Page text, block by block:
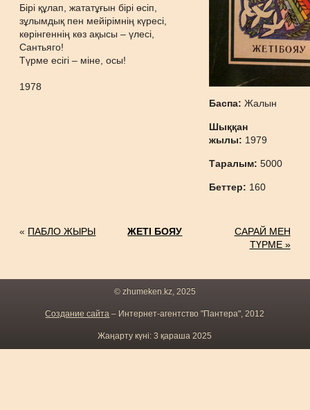
Бірі құлап, жататұғын бірі өсіп,
зұлымдық пен мейірімнің күресі,
көрінгеннің көз ақысы – үлесі,
Сантьяго!
Түрме есігі – міне, осы!
1978
Баспа:Жалын
Шыққан
жылы: 1979
Таралым:5000
Беттер: 160
« ПАБЛО ЖЫРЫ ЖЕТІ БОЯУ
САРАЙ МЕН
ТҮРМЕ »
© zhumeken.kz, 2025
Создание сайта – Интернет-агентство "Пантера", 2012
Жаңарту күні: 3 қараша 2025